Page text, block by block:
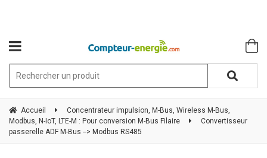
Accueil
Concentrateur impulsion, M-Bus, Wireless M-Bus,
Modbus, N-IoT, LTE-M : Pour conversion M-Bus Filaire
Convertisseur
passerelle ADF M-Bus --> Modbus RS485